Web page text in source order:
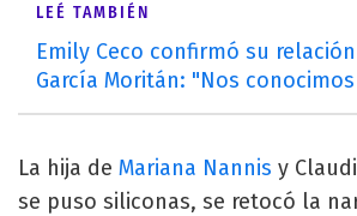
LEÉ TAMBIÉN
Emily Ceco confirmó su
García Moritán: "Nos
La hija de Mariana Nannis y
se puso siliconas, se retocó la